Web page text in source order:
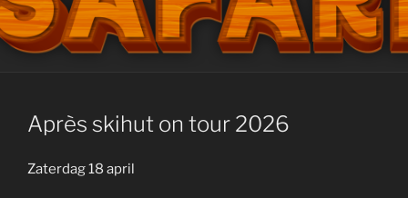
GEPLAATST
OP
Après skihut on tour 2026
Zaterdag 18 april